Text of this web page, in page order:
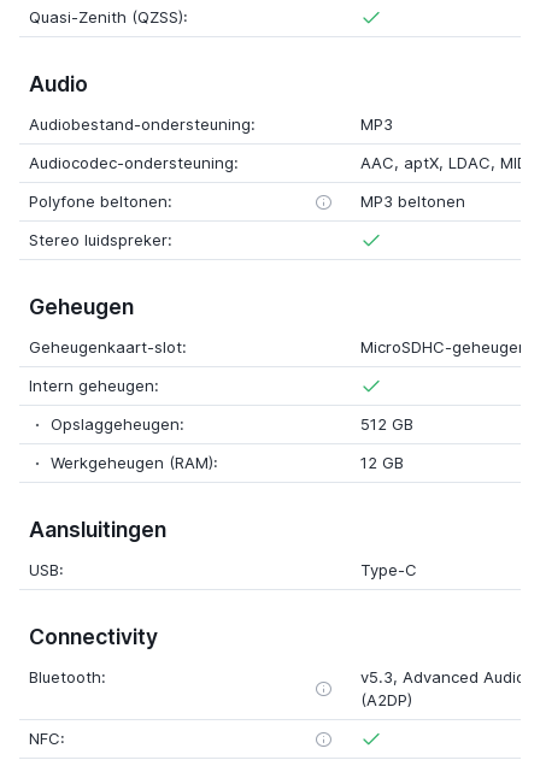
Quasi-Zenith (QZSS):
Audio
Audiobestand-ondersteuning:
MP3
Audiocodec-ondersteuning:
AAC, aptX, LDAC, MIDI,
Polyfone beltonen:
MP3 beltonen
Stereo luidspreker:
Geheugen
Geheugenkaart-slot:
MicroSDHC-
Intern geheugen:
Opslaggeheugen:
512 GB
Werkgeheugen (RAM):
12 GB
Aansluitingen
USB: Type-C
Connectivity
Bluetooth:
v5.3, Advanced Audio
(A2DP)
NFC: